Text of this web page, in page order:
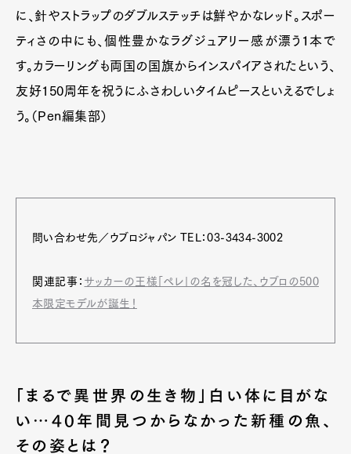
に、針やストラップのダブルステッチは鮮やかなレッド。スポー
ティさの中にも、個性豊かなラグジュアリー感が漂う１本で
す。カラーリングも両国の国旗からインスパイアされたという、
友好150周年を祝うにふさわしいタイムピースといえるでしょ
う。（Pen編集部）
問い合わせ先／ウブロジャパン TEL：03-3434-3002
関連記事： サッカーの王様「ペレ」の名を冠した、ウブロの500
本限定モデルが誕生！
「まるで異世界の生き物」白い体に目がな
い…40年間見つからなかった新種の魚、
その姿とは？